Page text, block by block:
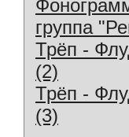
группа
Трёп -
(2)
Трёп -
(3)